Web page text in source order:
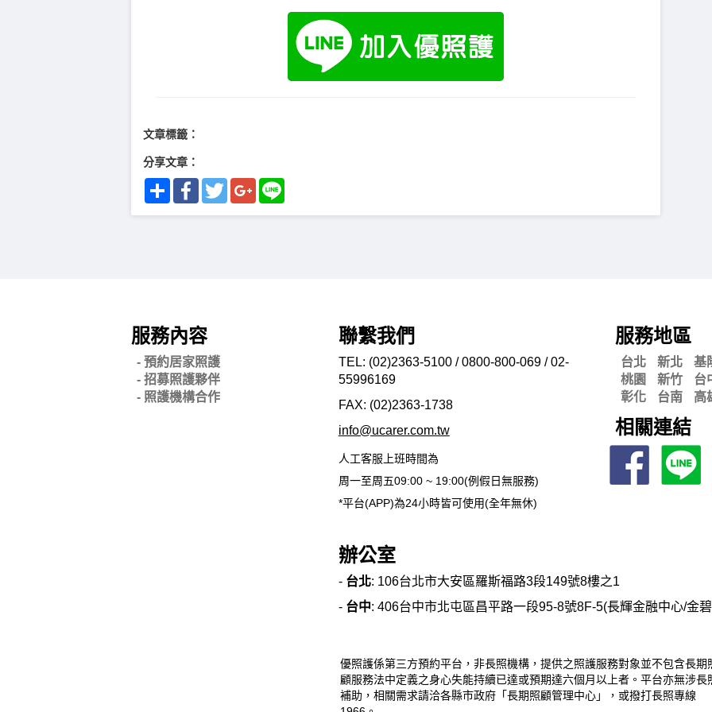
文章標籤：
分享文章：
ShareFacebookTwitterGoogle+Line
服務內容
- 預約居家照護
- 招募照護夥伴
- 照護機構合作
聯繫我們
TEL: (02)2363-5100 / 0800-800-069 / 02-
55996169
FAX: (02)2363-1738
info@ucarer.com.tw
人工客服上班時間為
周一至周五09:00 ~ 19:00(例假日無服務)
*平台(APP)為24小時皆可使用(全年無休)
服務地區
台北 新北
基
桃園
新竹
台
彰化
台南 高
相關連結
辦公室
- 台北: 106台北市大安區羅斯福路3段149號8樓之1
- 台中: 406台中市北屯區昌平路一段95-8號8F-5(長輝金融中心/金
優照護係第三方預約平台，非長照機構，提供之照護服務對象並不包含長期
顧服務法中定義之身心失能持續已達或預期達六個月以上者。平台亦無涉長
補助，相關需求請洽各縣市政府「長期照顧管理中心」，或撥打長照專線